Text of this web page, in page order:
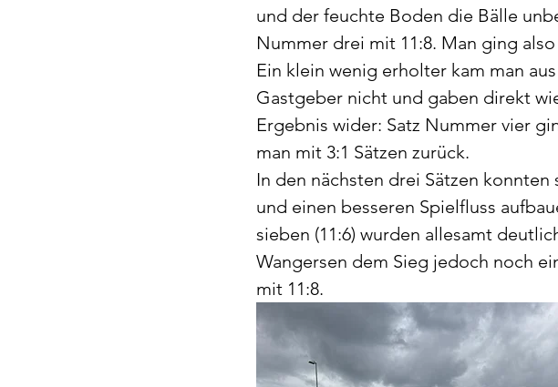
und der feuchte Boden die Bälle
Nummer drei mit 11:8. Man ging
Ein klein wenig erholter kam man
Gastgeber nicht und gaben direkt
Ergebnis wider: Satz Nummer vier
man mit 3:1 Sätzen zurück.
In den nächsten drei Sätzen
und einen besseren Spielfluss
sieben (11:6) wurden allesamt
Wangersen dem Sieg jedoch noch
mit 11:8.